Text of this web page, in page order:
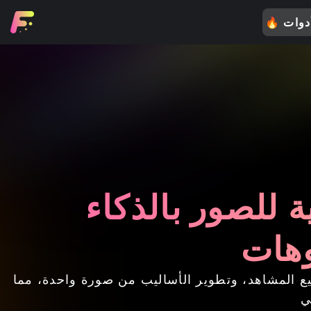
🔥
للصور بالذكاء
عالي الدقة، وتوسيع المشاهد، وتطوير الأساليب من صورة واحدة، مما